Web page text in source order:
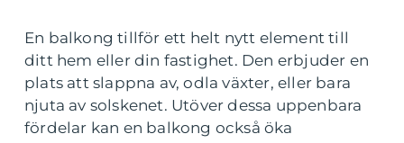
En balkong tillför ett helt nytt element till
ditt hem eller din fastighet. Den erbjuder en
plats att slappna av, odla växter, eller bara
njuta av solskenet. Utöver dessa uppenbara
fördelar kan en balkong också öka